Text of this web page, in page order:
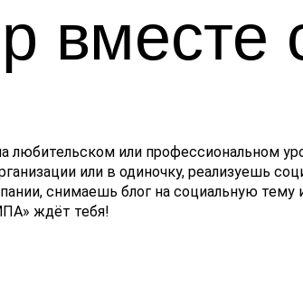
вместе
любительском или профессиональном
или в одиночку, реализуешь
снимаешь блог на социальную тему
ждёт тебя!